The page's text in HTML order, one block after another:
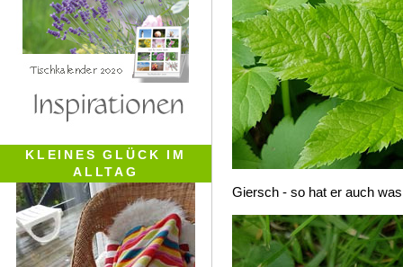
Giersch - so hat er auch
KLEINES GLÜCK IM
ALLTAG